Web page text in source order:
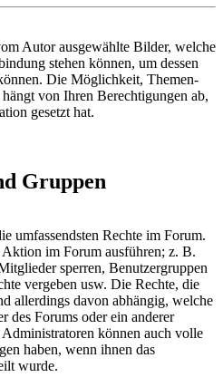
Autor ausgewählte Bilder, welche
stehen können, um dessen
Die Möglichkeit, Themen-
von Ihren Berechtigungen ab,
gesetzt hat.
Gruppen
umfassendsten Rechte im Forum.
im Forum ausführen; z. B.
sperren, Benutzergruppen
vergeben usw. Die Rechte, die
allerdings davon abhängig, welche
des Forums oder ein anderer
können auch volle
haben, wenn ihnen das
wurde.